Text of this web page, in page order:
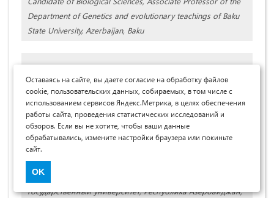
Department of Genetics and evolutionary teachings of Baku
State University, Azerbaijan, Baku
д-р биол. наук, проф. кафедры генетики, Бакинский
государственный университет, Республика Азербайджан,
Оставаясь на сайте, вы даете согласие на обработку файлов
cookie, пользовательских данных, собираемых, в том числе с
использованием сервисов Яндекс.Метрика, в целях обеспечения
работы сайта, проведения статистических исследований и
обзоров. Если вы не хотите, чтобы ваши данные
обрабатывались, измените настройки браузера или покиньте
сайт.
OK